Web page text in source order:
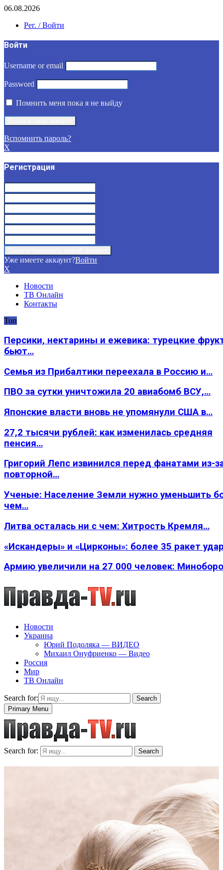
06.08.2026
Рег. / Войти
Войти
Username or email
Password
Помнить меня пока я не выйду
Вспомнить пароль?
X
Регистрация
Уже имеете аккаунт?Войти
X
Новости
ТВ Онлайн
Контакты
Топ
Персики, нектарины и ежевика: турецкие
бьют…
Семья из Прибалтики переехала в Россию и…
ПВО за сутки уничтожила 20 авиабомб ВСУ,…
Японские власти вновь не упомянули США в…
27,2 тысячи рублей: как изменилась средняя
пенсия…
Григорий Лепс извинился перед фанатами из-
повторной…
Ученые: Население Земли нужно уменьшить
чем…
Литва осталась ни с чем: Хитрость Кремля…
«Искандеры» и «Цирконы»: более 35 ракет
Армию увеличили на 27 000 человек:
Новости
Украина
Юрий Подоляка — ВИДЕО
Михаил Онуфриенко — Видео
Россия
Мир
ТВ Онлайн
Search for:
Search
Primary Menu
Search for: Search